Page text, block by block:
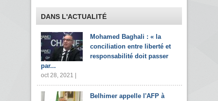
DANS L'ACTUALITÉ
Mohamed Baghali : « la
conciliation entre liberté et
responsabilité doit passer
par...
oct 28, 2021 |
Belhimer appelle l'AFP à